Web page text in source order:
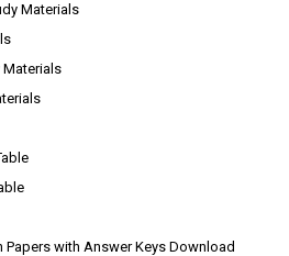
Materials
Materials
Papers with Answer Keys Download